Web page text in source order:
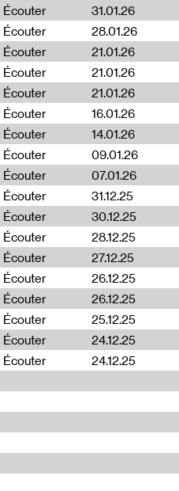
Écouter
31.01.26
Écouter
28.01.26
Écouter
21.01.26
Écouter
21.01.26
Écouter
21.01.26
Écouter
16.01.26
Écouter
14.01.26
Écouter
09.01.26
Écouter
07.01.26
Écouter
31.12.25
Écouter
30.12.25
Écouter
28.12.25
Écouter
27.12.25
Écouter
26.12.25
Écouter
26.12.25
Écouter
25.12.25
Écouter
24.12.25
Écouter
24.12.25